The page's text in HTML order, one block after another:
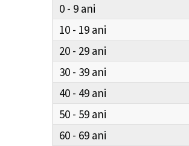
0 - 9
10 - 19
20 - 29
30 - 39
40 - 49
50 - 59
60 - 69